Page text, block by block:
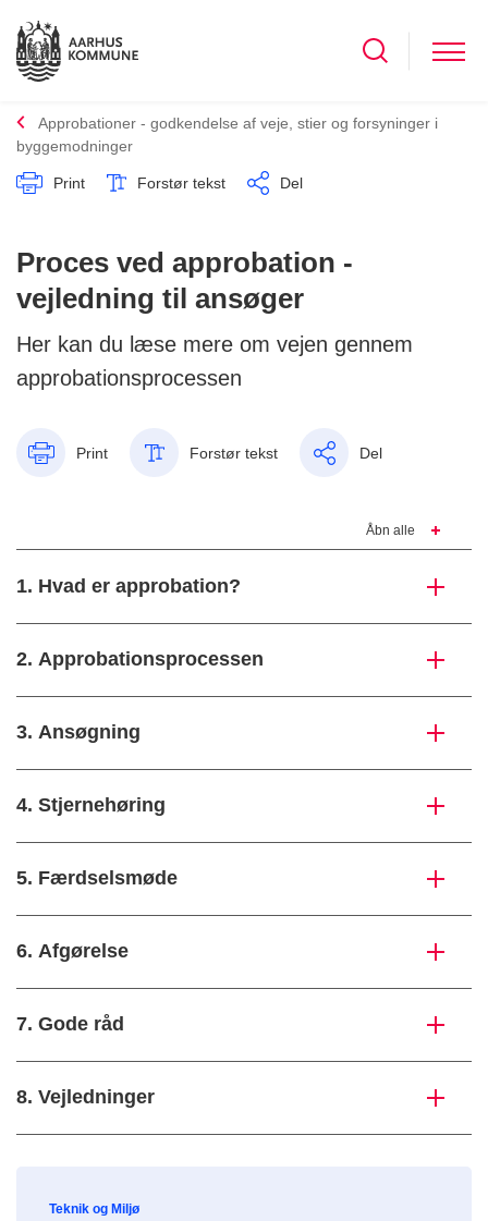
Approbationer - godkendelse af veje, stier og forsyninger i
byggemodninger
Print Forstør tekst Del
Proces ved approbation -
vejledning til ansøger
Her kan du læse mere om vejen gennem
approbationsprocessen
Print Forstør tekst Del
Åbn alle
1. Hvad er approbation?
2. Approbationsprocessen
3. Ansøgning
4. Stjernehøring
5. Færdselsmøde
6. Afgørelse
7. Gode råd
8. Vejledninger
Teknik og Miljø